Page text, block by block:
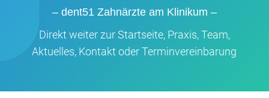
–dent51 Zahn­ärz­te am Kli­ni­kum –
Direkt wei­ter zurStart­sei­te, Pra­xis,Team,
Aktu­el­les, Kon­taktoderTer­min­ver­ein­ba­rung